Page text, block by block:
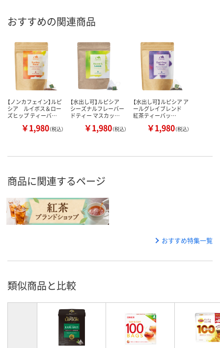
おすすめの関連商品
【ノンカフェイン】ルピ
シア ルイボス＆ロー
ズヒップ ティーバ…
￥1,980（税込）
【水出し可】ルピシア
シーズナルフレーバー
ドティー マスカッ…
￥1,980（税込）
【水出し可】ルピシア ア
ールグレイブレンド
紅茶ティーバッ…
￥1,980（税込）
商品に関連するページ
おすすめ特集一覧
類似商品と比較